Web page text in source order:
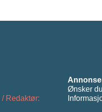
Redaktør:
Ønsker